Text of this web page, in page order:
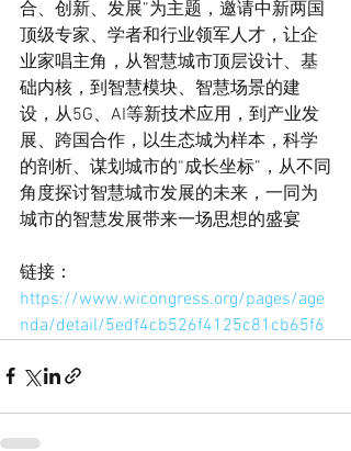
合、创新、发展”为主题，邀请中新两国
顶级专家、学者和行业领军人才，让企
业家唱主角，从智慧城市顶层设计、基
础内核，到智慧模块、智慧场景的建
设，从5G、AI等新技术应用，到产业发
展、跨国合作，以生态城为样本，科学
的剖析、谋划城市的“成长坐标”，从不同
角度探讨智慧城市发展的未来，一同为
城市的智慧发展带来一场思想的盛宴
链接：
https://www.wicongress.org/pages/age
nda/detail/5edf4cb526f4125c81cb65f6